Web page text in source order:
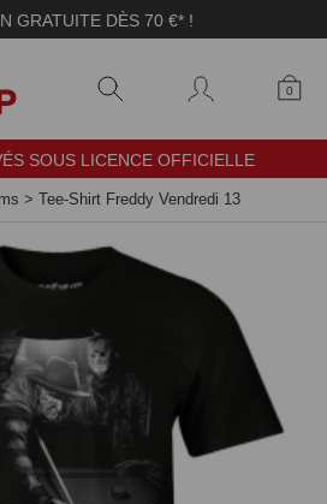
GRATUITE DÈS 70 €* !
0
SOUS LICENCE OFFICIELLE
> Tee-Shirt Freddy Vendredi 13